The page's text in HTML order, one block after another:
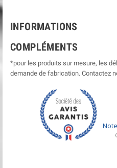
INFORMATIONS
COMPLÉMENTS
*pour les produits sur mesure, les
demande de fabrication. Contactez